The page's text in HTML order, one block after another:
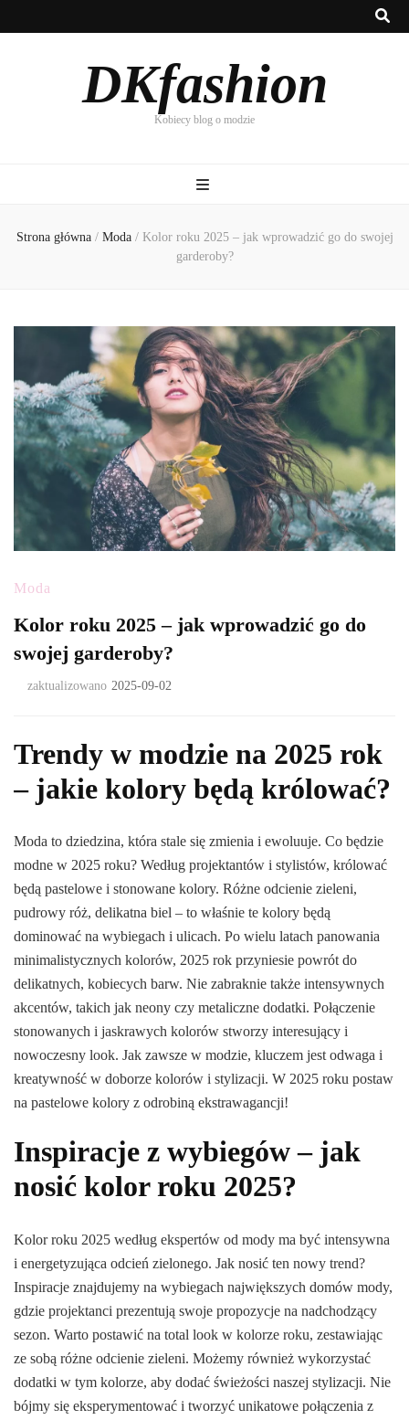
DKfashion
Kobiecy blog o modzie
Strona główna / Moda / Kolor roku 2025 – jak wprowadzić go do swojej
garderoby?
Moda
Kolor roku 2025 – jak wprowadzić go do
swojej garderoby?
zaktualizowano 2025-09-02
Trendy w modzie na 2025 rok
– jakie kolory będą królować?
Moda to dziedzina, która stale się zmienia i ewoluuje. Co będzie
modne w 2025 roku? Według projektantów i stylistów, królować
będą pastelowe i stonowane kolory. Różne odcienie zieleni,
pudrowy róż, delikatna biel – to właśnie te kolory będą
dominować na wybiegach i ulicach. Po wielu latach panowania
minimalistycznych kolorów, 2025 rok przyniesie powrót do
delikatnych, kobiecych barw. Nie zabraknie także intensywnych
akcentów, takich jak neony czy metaliczne dodatki. Połączenie
stonowanych i jaskrawych kolorów stworzy interesujący i
nowoczesny look. Jak zawsze w modzie, kluczem jest odwaga i
kreatywność w doborze kolorów i stylizacji. W 2025 roku postaw
na pastelowe kolory z odrobiną ekstrawagancji!
Inspiracje z wybiegów – jak
nosić kolor roku 2025?
Kolor roku 2025 według ekspertów od mody ma być intensywna
i energetyzująca odcień zielonego. Jak nosić ten nowy trend?
Inspiracje znajdujemy na wybiegach największych domów mody,
gdzie projektanci prezentują swoje propozycje na nadchodzący
sezon. Warto postawić na total look w kolorze roku, zestawiając
ze sobą różne odcienie zieleni. Możemy również wykorzystać
dodatki w tym kolorze, aby dodać świeżości naszej stylizacji. Nie
bójmy się eksperymentować i tworzyć unikatowe połączenia z